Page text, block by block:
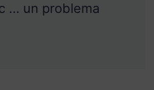
… un problema